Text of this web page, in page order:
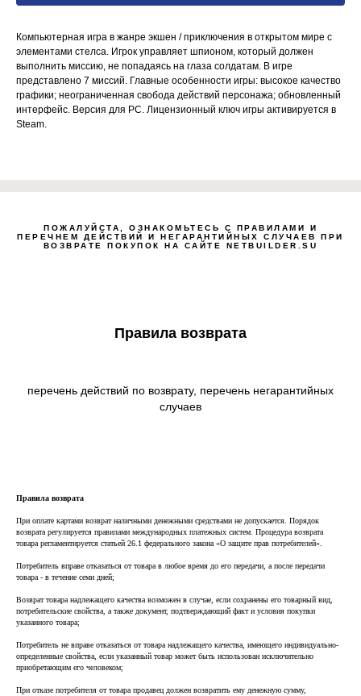
Компьютерная игра в жанре экшен / приключения в открытом мире с
элементами стелса. Игрок управляет шпионом, который должен
выполнить миссию, не попадаясь на глаза солдатам. В игре
представлено 7 миссий. Главные особенности игры: высокое качество
графики; неограниченная свобода действий персонажа; обновленный
интерфейс. Версия для PC. Лицензионный ключ игры активируется в
Steam.
Zero
block from scratch
ПОЖАЛУЙСТА, ОЗНАКОМЬТЕСЬ С ПРАВИЛАМИ И
ПЕРЕЧНЕМ ДЕЙСТВИЙ И НЕГАРАНТИЙНЫХ СЛУЧАЕВ ПРИ
ВОЗВРАТЕ ПОКУПОК НА САЙТЕ NETBUILDER.SU
Правила возврата
перечень действий по возврату, перечень негарантийных
случаев
Правила возврата
При оплате картами возврат наличными денежными средствами не допускается. Порядок
возврата регулируется правилами международных платежных систем. Процедура возврата
товара регламентируется статьей 26.1 федерального закона «О защите прав потребителей».
Потребитель вправе отказаться от товара в любое время до его передачи, а после передачи
товара - в течение семи дней;
Возврат товара надлежащего качества возможен в случае, если сохранены его товарный вид,
потребительские свойства, а также документ, подтверждающий факт и условия покупки
указанного товара;
Потребитель не вправе отказаться от товара надлежащего качества, имеющего индивидуально-
определенные свойства, если указанный товар может быть использован исключительно
приобретающим его человеком;
При отказе потребителя от товара продавец должен возвратить ему денежную сумму,